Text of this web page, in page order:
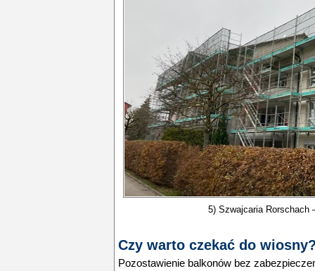
5) Szwajcaria Rorschach
Czy warto czekać do
Pozostawienie balkonów bez